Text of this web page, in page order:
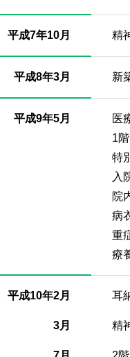
平成7年10月 精
平成8年3月 新
平成9年5月
医
1
特
入
院
病
重
療
平成10年2月 耳
3月 精